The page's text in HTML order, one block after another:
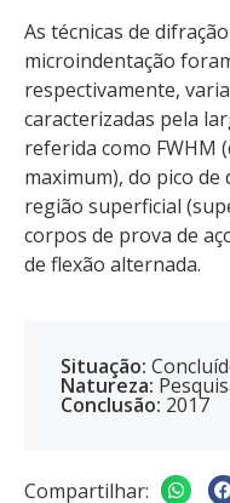
As técnicas de
microindentação
respectivamente,
caracterizadas pela
referida como FWHM
maximum), do pico
região superficial
corpos de prova de
de flexão alternada.
Situação:
Natureza:
Conclusão: 2017
Compartilhar: